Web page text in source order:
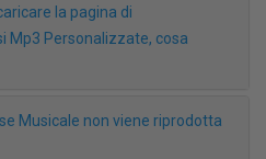
la pagina di
Mp3 Personalizzate, cosa
Musicale non viene riprodotta